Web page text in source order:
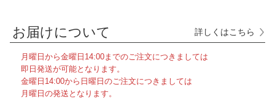
お届けについて 詳しくはこちら
月曜日から金曜日14:00までのご注文につきましては
即日発送が可能となります。
金曜日14:00から日曜日のご注文につきましては
月曜日の発送となります。